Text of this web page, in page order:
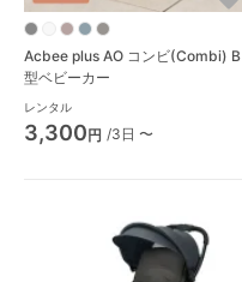
Acbee plus AO コンビ(Combi) B
型ベビーカー
レンタル
3,300円 /3日 〜